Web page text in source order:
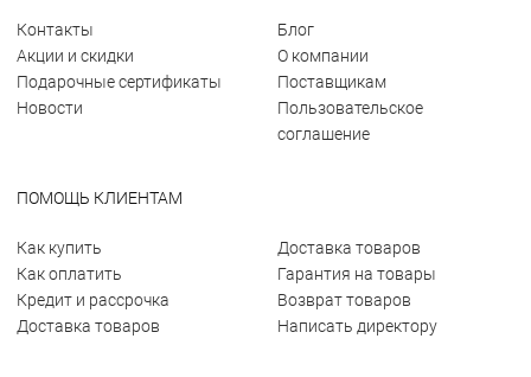
Контакты
Акции и скидки
Подарочные сертификаты
Новости
Блог
О компании
Поставщикам
Пользовательское
соглашение
ПОМОЩЬ КЛИЕНТАМ
Как купить
Как оплатить
Кредит и рассрочка
Доставка товаров
Доставка товаров
Гарантия на товары
Возврат товаров
Написать директору